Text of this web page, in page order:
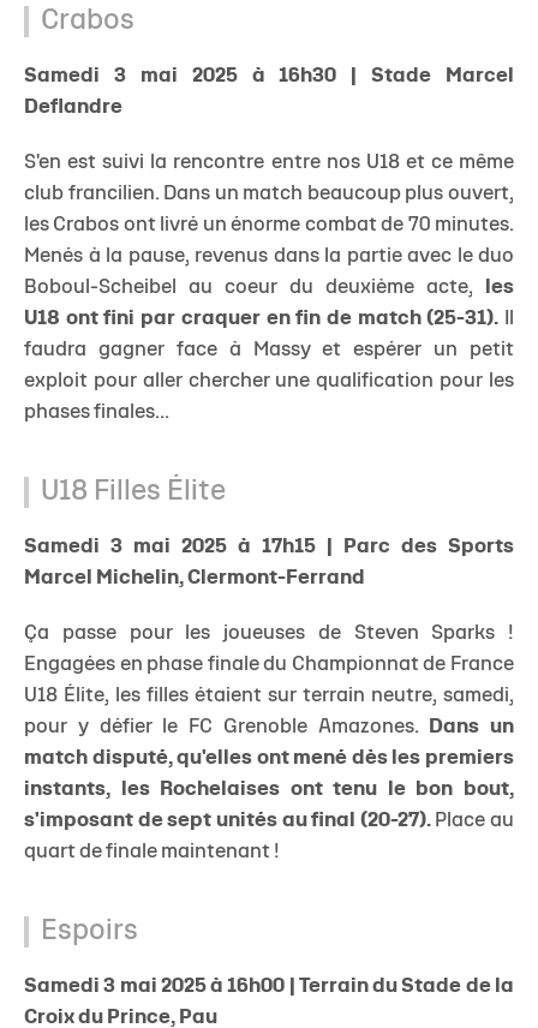
Crabos
Samedi 3 mai 2025 à 16h30 | Stade Marcel
Deflandre
S'en est suivi la rencontre entre nos U18 et ce même
club francilien. Dans un match beaucoup plus ouvert,
les Crabos ont livré un énorme combat de 70 minutes.
Menés à la pause, revenus dans la partie avec le duo
Boboul-Scheibel au coeur du deuxième acte, les
U18 ont fini par craquer en fin de match (25-31).
faudra gagner face à Massy et espérer un petit
exploit pour aller chercher une qualification pour les
phases finales...
U18 Filles Élite
Samedi 3 mai 2025 à 17h15 | Parc des Sports
Marcel Michelin, Clermont-Ferrand
Ça passe pour les joueuses de Steven Sparks !
Engagées en phase finale du Championnat de France
U18 Élite, les filles étaient sur terrain neutre, samedi,
pour y défier le FC Grenoble Amazones.
Dans un
match disputé, qu'elles ont mené dès les premiers
instants, les Rochelaises ont tenu le bon bout,
s'imposant de sept unités au final (20-27).Place au
quart de finale maintenant !
Espoirs
Samedi 3 mai 2025 à 16h00 | Terrain du Stade de la
Croix du Prince, Pau